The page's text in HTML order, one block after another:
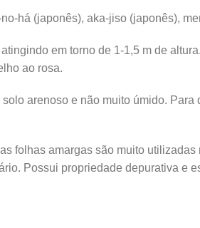
há (japonês), aka-jiso (japonês),
em torno de 1-1,5 m de
ao rosa.
arenoso e não muito úmido.
folhas amargas são muito
Possui propriedade depurativa e